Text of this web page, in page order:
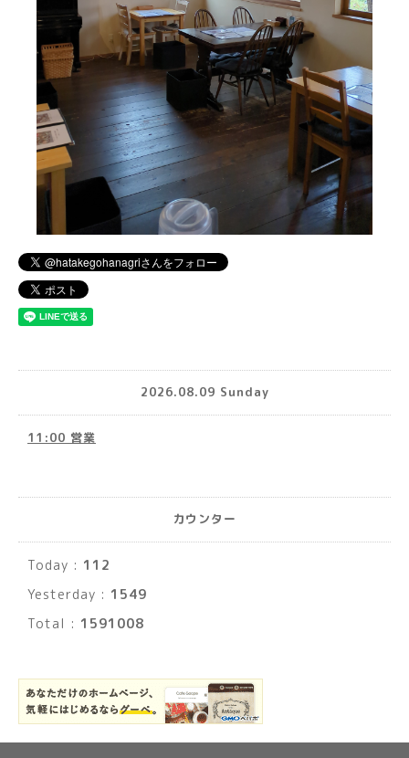
2026.08.09 Sunday
11:00 営業
カウンター
Today : 112
Yesterday : 1549
Total : 1591008